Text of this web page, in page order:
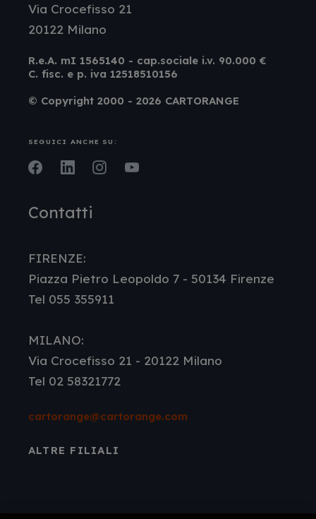
Via Crocefisso 21
20122 Milano
R.e.A. mI 1565140 - cap.sociale i.v. 90.000 €
C. fisc. e p. iva 12518510156
© Copyright 2000 - 2026 CARTORANGE
SEGUICI ANCHE SU:
Facebook
LinkedInInstagram
Contatti
FIRENZE:
Piazza Pietro Leopoldo 7 - 50134 Firenze
Tel 055 355911
MILANO:
Via Crocefisso 21 - 20122 Milano
Tel 02 58321772
cartorange@cartorange.com
ALTRE FILIALI